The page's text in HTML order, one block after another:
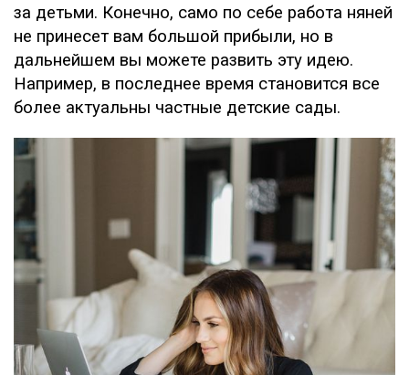
за детьми. Конечно, само по себе работа няней
не принесет вам большой прибыли, но в
дальнейшем вы можете развить эту идею.
Например, в последнее время становится все
более актуальны частные детские сады.